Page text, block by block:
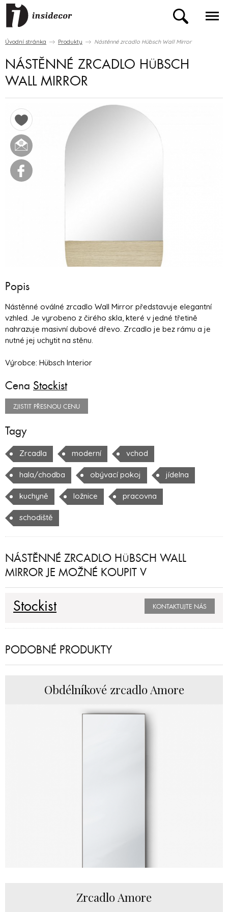
Úvodní stránka Produkty Nástěnné zrcadlo Hübsch Wall Mirror
NÁSTĚNNÉ ZRCADLO HÜBSCH
WALL MIRROR
Popis
Nástěnné oválné zrcadlo Wall Mirror představuje elegantní
vzhled. Je vyrobeno z čirého skla, které v jedné třetině
nahrazuje masivní dubové dřevo. Zrcadlo je bez rámu a je
nutné jej uchytit na stěnu.
Výrobce: Hübsch Interior
Cena Stockist
ZJISTIT PŘESNOU CENU
Tagy
Zrcadla moderní vchod
hala/chodba obývací pokoj jídelna
kuchyně ložnice pracovna
schodiště
NÁSTĚNNÉ ZRCADLO HÜBSCH WALL
MIRROR JE MOŽNÉ KOUPIT V
Stockist KONTAKTUJTE NÁS
PODOBNÉ PRODUKTY
Obdélníkové zrcadlo Amore
Zrcadlo Amore